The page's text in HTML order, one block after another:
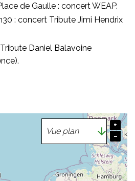
de Gaulle : concert WEAP.
: concert Tribute Jimi Hendrix
Daniel Balavoine
+
−